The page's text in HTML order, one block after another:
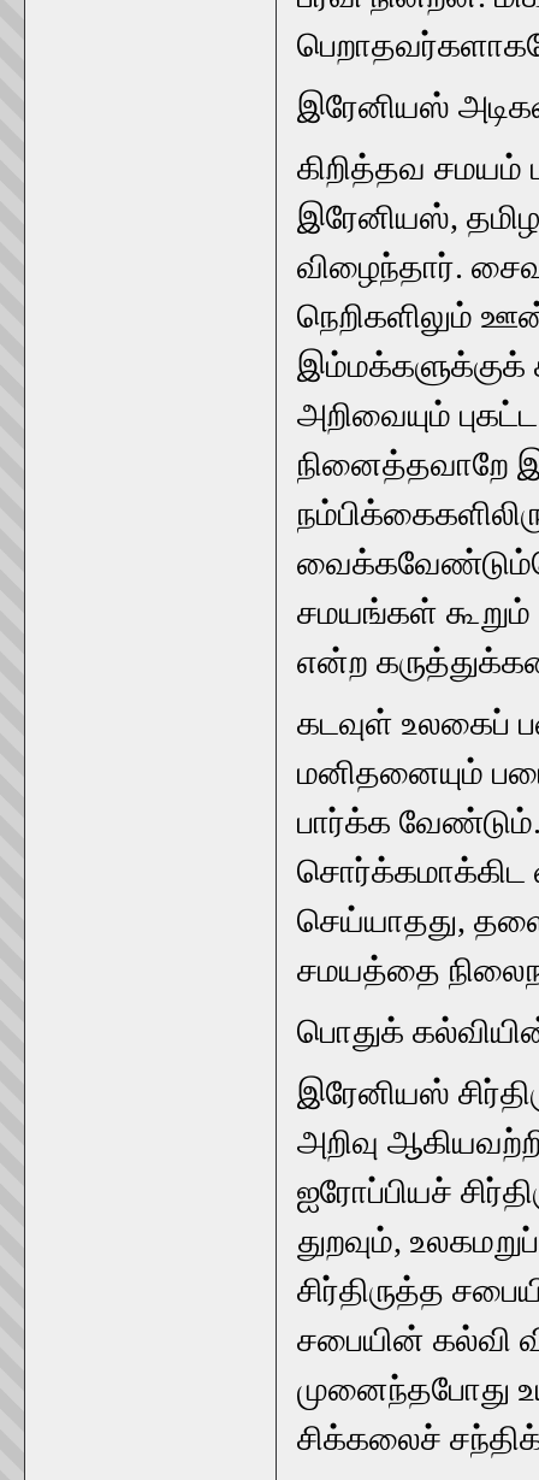
இரேனியஸ்
கிறித்தவ
இரேனியஸ்,
விழைந்தார்.
நெறிகளிலும்
இம்மக்களுக்குக்
அறிவையும்
நினைத்தவாறே
சமயங்கள்
என்ற
கடவுள் உலகைப்
மனிதனையும்
பார்க்க
சொர்க்கமாக்கிட
செய்யாதது,
சமயத்தை
பொதுக்
இரேனியஸ்
அறிவு
ஐரோப்பியச்
துறவும்,
சிர்திருத்த
சபையின் கல்வி
முனைந்தபோது
சிக்கலைச்